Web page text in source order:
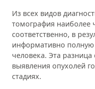
Из всех видов
томография наиболее
соответственно, в
информативно полную
человека. Эта
выявления опухолей
стадиях.